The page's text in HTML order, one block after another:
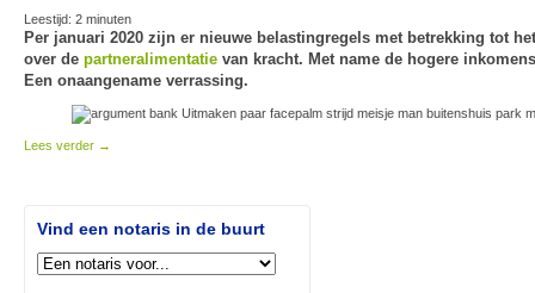
Leestijd: 2 minuten
Per januari 2020 zijn er nieuwe belastingregels met betrekking tot
over de partneralimentatie van kracht. Met name de hogere
Een onaangename verrassing.
Lees verder →
Vind een notaris in de buurt